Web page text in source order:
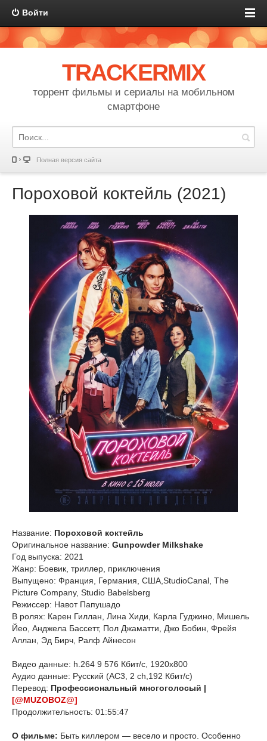
Войти
TRACKERMIX
торрент фильмы и сериалы на мобильном
смартфоне
Полная версия сайта
Пороховой коктейль (2021)
Название: Пороховой коктейль
Оригинальное название: Gunpowder Milkshake
Год выпуска: 2021
Жанр: Боевик, триллер, приключения
Выпущено: Франция, Германия, США,StudioCanal, The
Picture Company, Studio Babelsberg
Режиссер: Навот Папушадо
В ролях: Карен Гиллан, Лина Хиди, Карла Гуджино, Мишель
Йео, Анджела Бассетт, Пол Джаматти, Джо Бобин, Фрейя
Аллан, Эд Бирч, Ралф Айнесон
Видео данные: h.264 9 576 Кбит/с, 1920x800
Аудио данные: Русский (AC3, 2 ch,192 Кбит/с)
Перевод: Профессиональный многоголосый |
[@MUZOBOZ@]
Продолжительность: 01:55:47
О фильме: Быть киллером — весело и просто. Особенно